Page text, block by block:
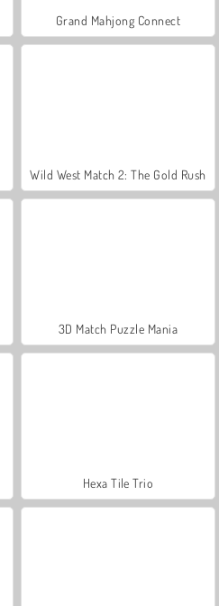
Grand Mahjong Connect
Wild West Match 2: The Gold Rush
3D Match Puzzle Mania
Hexa Tile Trio